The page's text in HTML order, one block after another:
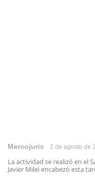
Mercojuris 2 de agosto de
La actividad se realizó en el
Javier Milei encabezó esta